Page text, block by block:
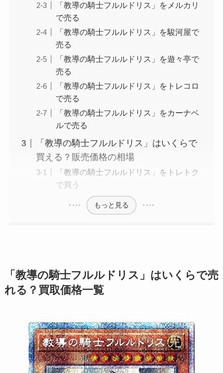
「教導の騎士フルルドリス」をメルカリ
で売る
「教導の騎士フルルドリス」を駿河屋で
売る
「教導の騎士フルルドリス」を遊々亭で
売る
「教導の騎士フルルドリス」をトレコロ
で売る
「教導の騎士フルルドリス」をカーナベ
ルで売る
「教導の騎士フルルドリス」はいくらで
買える？販売価格の相場
「教導の騎士フルルドリス」をトレトク
で買う
もっと見る
「教導の騎士フルルドリス」はいくらで売
れる？買取価格一覧